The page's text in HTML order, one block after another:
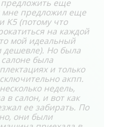
предложить еще
мне предложил еще
(потому что
на каждой
мой идеальный
дешевле). Но была
была
и только
акпп.
недель,
в салон, и вот как
ее забирать. По
они были